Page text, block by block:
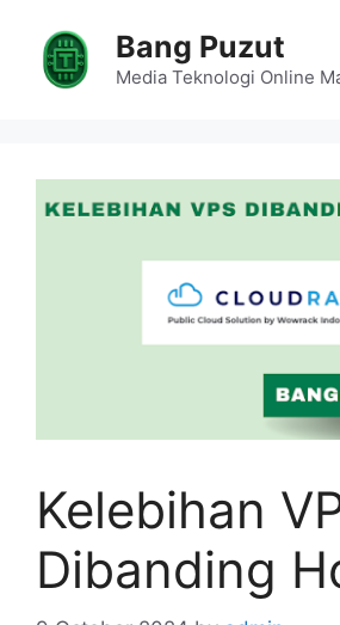
content
Bang Puzut
Media Teknologi Online
Kelebihan
Dibanding